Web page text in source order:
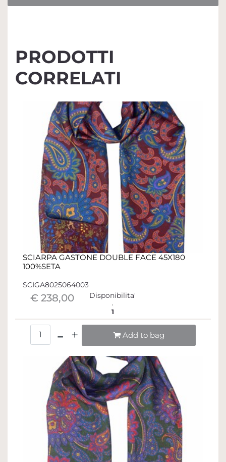
PRODOTTI
CORRELATI
SCIARPA GASTONE DOUBLE FACE 45X180
100%SETA
SCIGA8025064003
€ 238,00 Disponibilita'
1
Add to bag